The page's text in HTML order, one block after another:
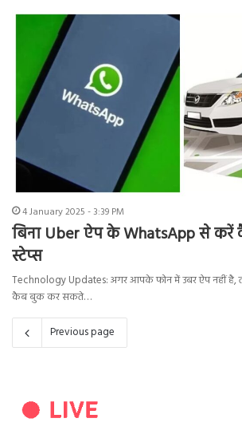
4 January 2025 - 3:39 PM
बिना Uber ऐप के WhatsApp से
स्टेप्स
Technology Updates: अगर आपके फोन में उबर ऐप नहीं है,
कैब बुक कर सकते…
Previous page